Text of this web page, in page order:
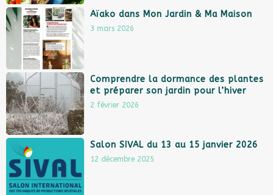
Aïako dans Mon Jardin & Ma Maison
3 mars 2026
Comprendre la dormance des plantes
et préparer son jardin pour l’hiver
2 février 2026
Salon SIVAL du 13 au 15 janvier 2026
12 décembre 2025